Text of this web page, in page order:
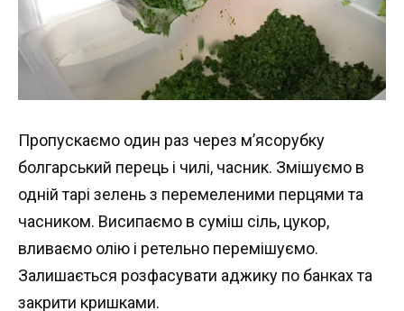
Пропускаємо один раз через м’ясорубку
болгарський перець і чилі, часник. Змішуємо в
одній тарі зелень з перемеленими перцями та
часником. Висипаємо в суміш сіль, цукор,
вливаємо олію і ретельно перемішуємо.
Залишається розфасувати аджику по банках та
закрити кришками.